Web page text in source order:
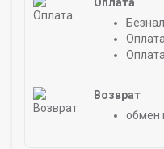
Возврат
обмен